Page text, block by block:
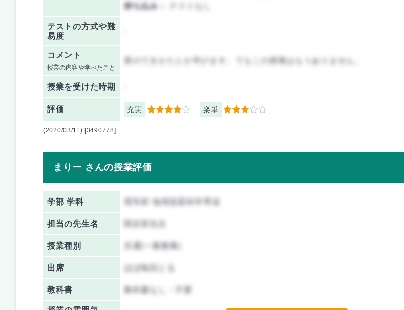
持ち込み：
テストの方式や難
易度
コメント
授業の内容や学べたこと
星のできかたとか学びます。でもこの授業はもうありません。
授業を受けた時期
評価 充実 4 楽単 3
(2020/03/11) [3490778]
まりー さんの授業評価
学部 学科 理学府 地球惑星科学専攻
担当の先生名
授業種別 共通(一般教養)
出席 ほぼ毎回とる
教科書 教科書なし・不要